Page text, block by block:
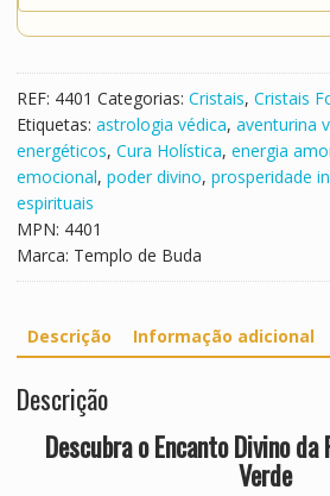
REF: 4401 Categorias: Cristais, Cristais
Etiquetas: astrologia védica, aventurina
energéticos, Cura Holística, energia
emocional, poder divino, prosperidade
espirituais
MPN: 4401
Marca: Templo de Buda
Descrição Informação adicional
Descrição
Descubra o Encanto Divino
Verde